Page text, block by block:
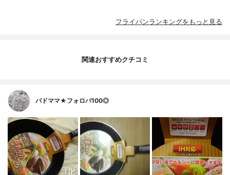
フライパンランキングをもっと見る
関連おすすめクチコミ
バドママ★フォロバ100◎